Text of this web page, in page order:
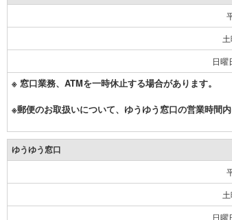
日曜
※ 窓口業務、ATMを一時休止する場合があります。
※郵便のお取扱いについて、ゆうゆう窓口の営業時間
ゆうゆう窓口
日曜